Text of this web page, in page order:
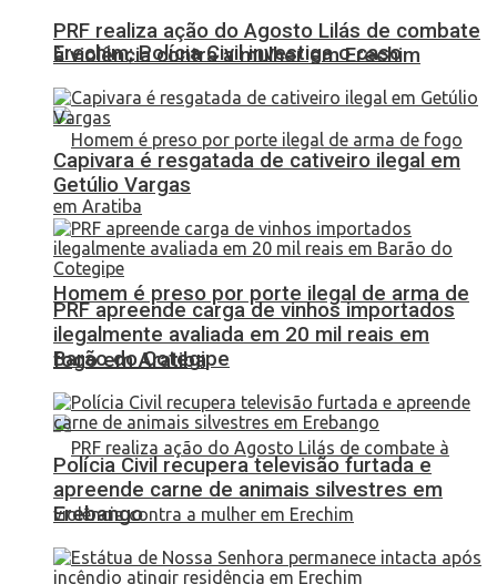
Erechim; Polícia Civil investiga o caso
Homem é preso por porte ilegal de arma de
fogo em Aratiba
PRF realiza ação do Agosto Lilás de combate
à violência contra a mulher em Erechim
Capivara é resgatada de cativeiro ilegal em
Getúlio Vargas
PRF apreende carga de vinhos importados
ilegalmente avaliada em 20 mil reais em
Barão do Cotegipe
Polícia Civil recupera televisão furtada e
apreende carne de animais silvestres em
Erebango